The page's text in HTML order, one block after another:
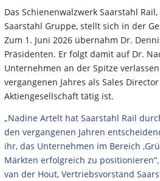
Das Schienenwalzwerk Saarstahl
Saarstahl Gruppe, stellt sich in der
Zum 1. Juni 2026 übernahm Dr.
Präsidenten. Er folgt damit auf Dr.
Unternehmen an der Spitze
vergangenen Jahres als Sales
Aktiengesellschaft tätig ist.
„Nadine Artelt hat Saarstahl Rail
den vergangenen Jahren
ihr, das Unternehmen im Bereich
Märkten erfolgreich zu
van der Hout, Vertriebsvorstand